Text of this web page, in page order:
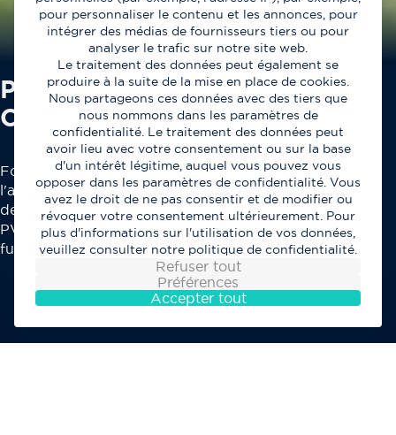
Paris vert ouest x Paritel :
Confiance et performance
Fondée en 1986, Paris Vert Ouest se spécialise dans
l'aménagement de jardins, l'entretien, et la construction
de piscines. Paritel a été un partenaire de confiance de
PVO pendant 24 ans, établissant une relation solide au
fur et à mesure de leur croissance conjointe.
pour personnaliser le contenu et les annonces, pour
intégrer des médias de fournisseurs tiers ou pour
analyser le trafic sur notre site web.
Le traitement des données peut également se
produire à la suite de la mise en place de cookies.
Nous partageons ces données avec des tiers que
nous nommons dans les paramètres de
confidentialité. Le traitement des données peut
avoir lieu avec votre consentement ou sur la base
d'un intérêt légitime, auquel vous pouvez vous
opposer dans les paramètres de confidentialité. Vous
avez le droit de ne pas consentir et de modifier ou
révoquer votre consentement ultérieurement. Pour
plus d'informations sur l'utilisation de vos données,
veuillez consulter notre politique de confidentialité.
Préférences
Accepter tout
Refuser tout